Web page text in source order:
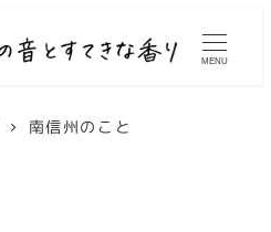
MENU
南信州のこと